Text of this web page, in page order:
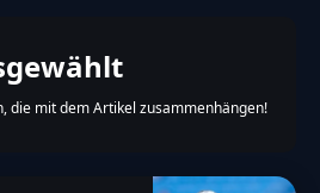
die mit dem Artikel zusammenhängen!